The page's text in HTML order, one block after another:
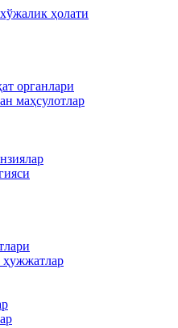
ҳолати
органлари
маҳсулотлар
ҳужжатлар